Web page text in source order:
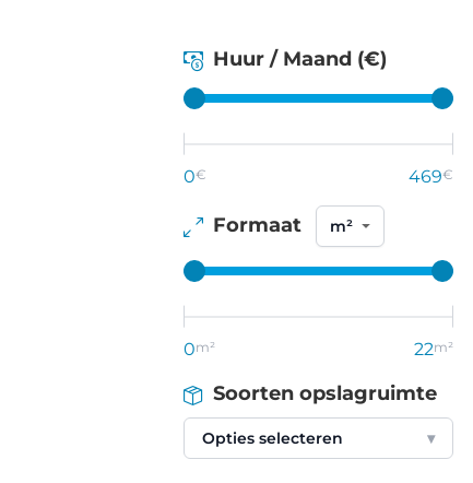
Huur / Maand (€)
0€ 469€
Formaat
0m² 22m²
Soorten opslagruimte
Opties selecteren ▾